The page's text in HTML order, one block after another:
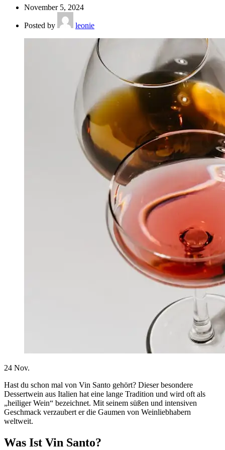
November 5, 2024
Posted by leonie
24 Nov.
Hast du schon mal von Vin Santo gehört? Dieser besondere
Dessertwein aus Italien hat eine lange Tradition und wird oft als
„heiliger Wein“ bezeichnet. Mit seinem süßen und intensiven
Geschmack verzaubert er die Gaumen von Weinliebhabern
weltweit.
Was Ist Vin Santo?